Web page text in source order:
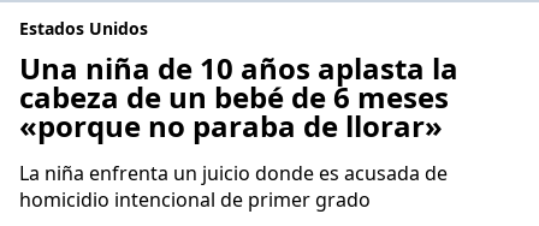
Estados Unidos
Una niña de 10 años aplasta la
cabeza de un bebé de 6 meses
«porque no paraba de llorar»
La niña enfrenta un juicio donde es acusada de
homicidio intencional de primer grado